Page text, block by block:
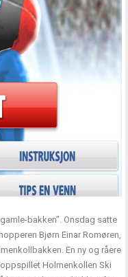
bakken”. Onsdag satte
Bjørn Einar Romøren,
En ny og råere
Holmenkollen Ski